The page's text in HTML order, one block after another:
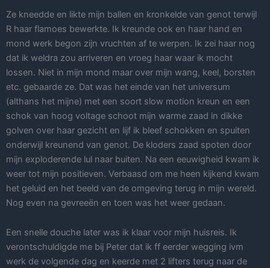
Ze kneedde en likte mijn ballen en kronkelde van genot terwijl
R haar flamoes bewerkte. Ik kreunde ook en haar hand en
mond werk begon zijn vruchten af te werpen. Ik zei haar nog
dat ik weldra zou arriveren en vroeg haar waar ik mocht
lossen. Niet in mijn mond maar over mijn wang, keel, borsten
etc. gebaarde ze. Dat was het einde van het universum
(althans het mijne) met een soort slow motion kreun en een
schok van hoog voltage schoot mijn warme zaad in dikke
golven over haar gezicht en lijf ik bleef schokken en spuiten
onderwijl kreunend van genot. De kloders zaad spoten door
mijn exploderende lul naar buiten. Na een eeuwigheid kwam ik
weer tot mijn positieven. Verbaasd om me heen kijkend kwam
het geluid en het beeld van de omgeving terug in mijn wereld.
Nog even na gevreeën en toen was het weer gedaan.
Een snelle douche later was ik klaar voor mijn huisreis. Ik
verontschuldigde me bij Peter dat ik ff eerder wegging ivm
werk de volgende dag en keerde met 2 lifters terug naar de